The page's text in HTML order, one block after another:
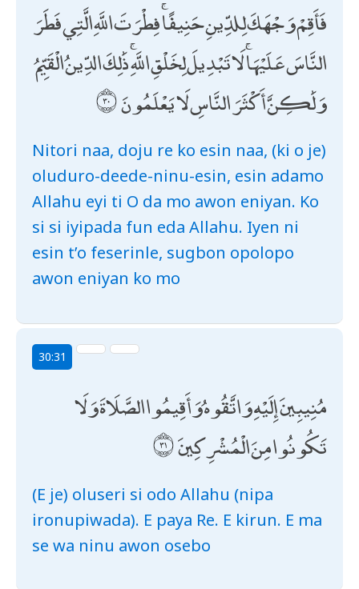
فَأَقِمْ وَجْهَكَ لِلدِّينِ حَنِيفًا ۚ فِطْرَتَ اللَّهِ الَّتِي فَطَرَ
النَّاسَ عَلَيْهَا ۚ لَا تَبْدِيلَ لِخَلْقِ اللَّهِ ۚ ذَٰلِكَ الدِّينُ الْقَيِّمُ
وَلَٰكِنَّ أَكْثَرَ النَّاسِ لَا يَعْلَمُونَ
Nitori naa, doju re ko esin naa, (ki o je)
oluduro-deede-ninu-esin, esin adamo
Allahu eyi ti O da mo awon eniyan. Ko
si si iyipada fun eda Allahu. Iyen ni
esin t’o feserinle, sugbon opolopo
awon eniyan ko mo
30:31
مُنِيبِينَ إِلَيْهِ وَاتَّقُوهُ وَأَقِيمُوا الصَّلَاةَ وَلَا
تَكُونُوا مِنَ الْمُشْرِكِينَ
(E je) oluseri si odo Allahu (nipa
ironupiwada). E paya Re. E kirun. E ma
se wa ninu awon osebo